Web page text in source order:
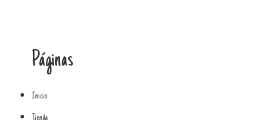
Páginas
Inicio
Tienda